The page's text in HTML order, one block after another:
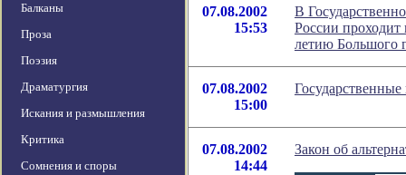
Балканы
Проза
Поэзия
Драматургия
Искания и размышления
Критика
Сомнения и споры
07.08.2002
15:53
В
России
летию Большого
07.08.2002
15:00
07.08.2002
14:44
Закон об